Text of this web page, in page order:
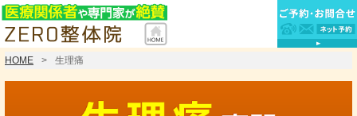
HOME 生理痛